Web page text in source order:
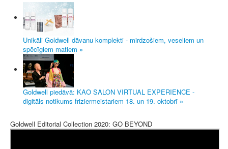
Unikāli Goldwell dāvanu komplekti - mirdzošiem, veseliem un
spēcīgiem matiem »
Goldwell piedāvā: KAO SALON VIRTUAL EXPERIENCE -
digitāls notikums friziermeistariem 18. un 19. oktobrī »
Goldwell Editorial Collection 2020: GO BEYOND